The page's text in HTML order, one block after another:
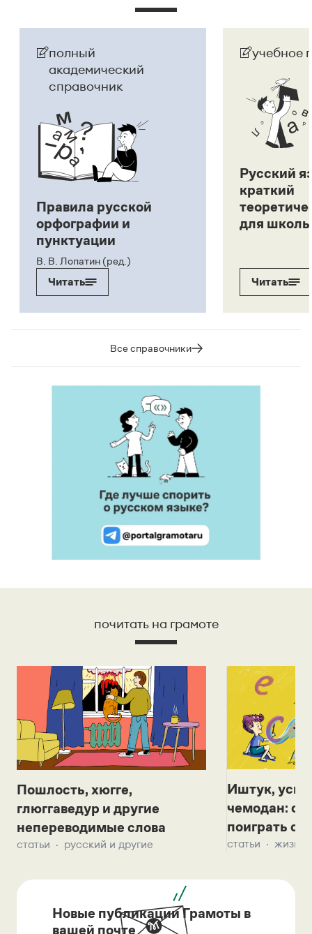
полный
академический
справочник
Правила русской
орфографии и
пунктуации
В. В. Лопатин (ред.)
Читать
учебное
Русский
краткий
для
Читать
Все справочники
почитать на грамоте
Пошлость, хюгге,
глюггаведур и другие
непереводимые слова
статьи русский и другие
Иштук,
чемодан:
поиграть с
статьи жизнь
Новые публикации Грамоты в
вашей почте